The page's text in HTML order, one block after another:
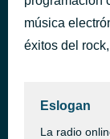
música
éxitos del
Eslogan
La radio